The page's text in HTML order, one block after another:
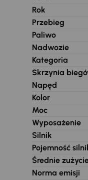
Rok
Przebieg
Paliwo
Nadwozie
Kategoria
Skrzynia
Napęd
Kolor
Moc
Wyposażenie
Silnik
Pojemność
Średnie
Norma emisji